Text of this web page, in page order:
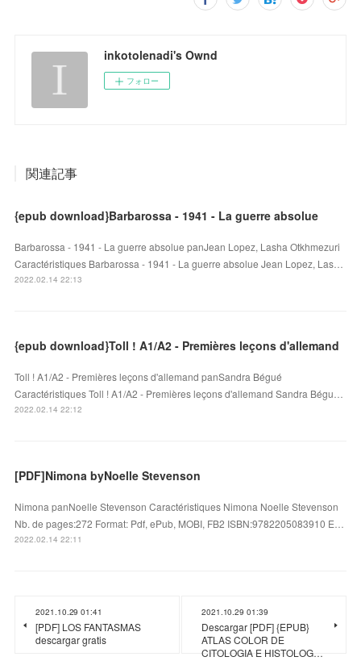
inkotolenadi's Ownd
フォロー
関連記事
{epub download}Barbarossa - 1941 - La guerre absolue
Barbarossa - 1941 - La guerre absolue panJean Lopez, Lasha Otkhmezuri
Caractéristiques Barbarossa - 1941 - La guerre absolue Jean Lopez, Las…
2022.02.14 22:13
{epub download}Toll ! A1/A2 - Premières leçons d'allemand
Toll ! A1/A2 - Premières leçons d'allemand panSandra Bégué
Caractéristiques Toll ! A1/A2 - Premières leçons d'allemand Sandra Bégu…
2022.02.14 22:12
[PDF]Nimona byNoelle Stevenson
Nimona panNoelle Stevenson Caractéristiques Nimona Noelle Stevenson
Nb. de pages:272 Format: Pdf, ePub, MOBI, FB2 ISBN:9782205083910 E…
2022.02.14 22:11
2021.10.29 01:41
[PDF] LOS FANTASMAS
descargar gratis
2021.10.29 01:39
Descargar [PDF] {EPUB}
ATLAS COLOR DE
CITOLOGIA E HISTOLOG…